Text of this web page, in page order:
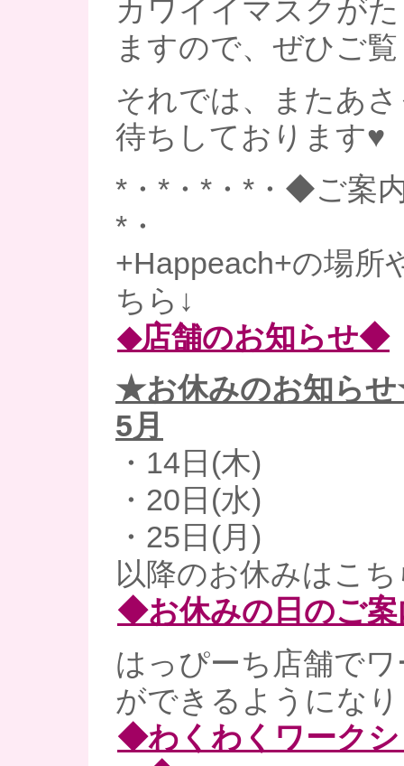
カワイイマスクが
ますので、ぜひご
それでは、またあ
待ちしております♥
*・*・*・*・◆ご案
*・
+Happeach+の場所
ちら↓
◆店舗のお知らせ◆
★お休みのお知ら
5月
・14日(木)
・20日(水)
・25日(月)
以降のお休みはこち
◆お休みの日のご
はっぴーち店舗で
ができるようにな
◆わくわくワーク